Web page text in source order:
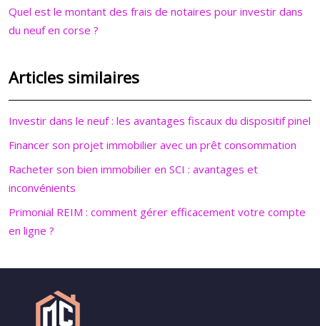
Quel est le montant des frais de notaires pour investir dans
du neuf en corse ?
Articles similaires
Investir dans le neuf : les avantages fiscaux du dispositif pinel
Financer son projet immobilier avec un prêt consommation
Racheter son bien immobilier en SCI : avantages et
inconvénients
Primonial REIM : comment gérer efficacement votre compte
en ligne ?